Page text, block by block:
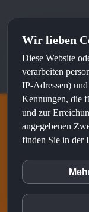
Made with by
S&N
Wir lieben
Diese Website
verarbeiten
IP-Adressen)
Kennungen, die
und zur
angegebenen
finden Sie in der